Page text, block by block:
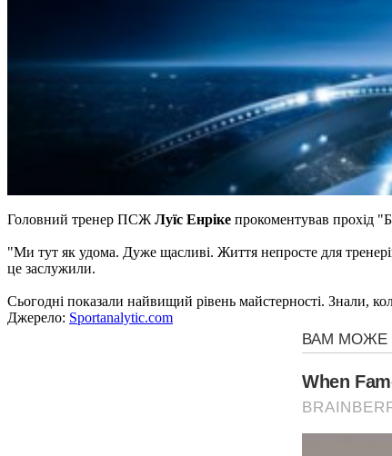
Головний тренер ПСЖ Луїс Енріке прокоментував прохід
"Ми тут як удома. Дуже щасливі. Життя непросте для
це заслужили.
Сьогодні показали найвищий рівень майстерності. Знали,
Джерело: Sportanalytic.com